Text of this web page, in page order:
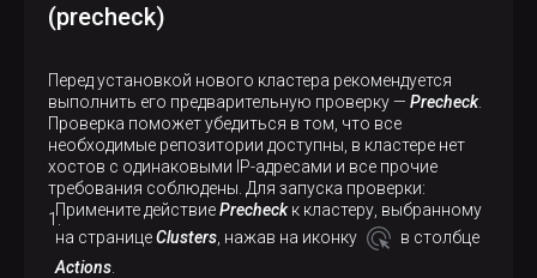
(precheck)
Перед установкой нового кластера рекомендуется
выполнить его предварительную проверку — Precheck.
Проверка поможет убедиться в том, что все
необходимые репозитории доступны, в кластере нет
хостов с одинаковыми IP-адресами и все прочие
требования соблюдены. Для запуска проверки:
Примените действиеPrecheckк кластеру, выбранному
на страницеClusters , нажав на иконку
в столбце
Actions